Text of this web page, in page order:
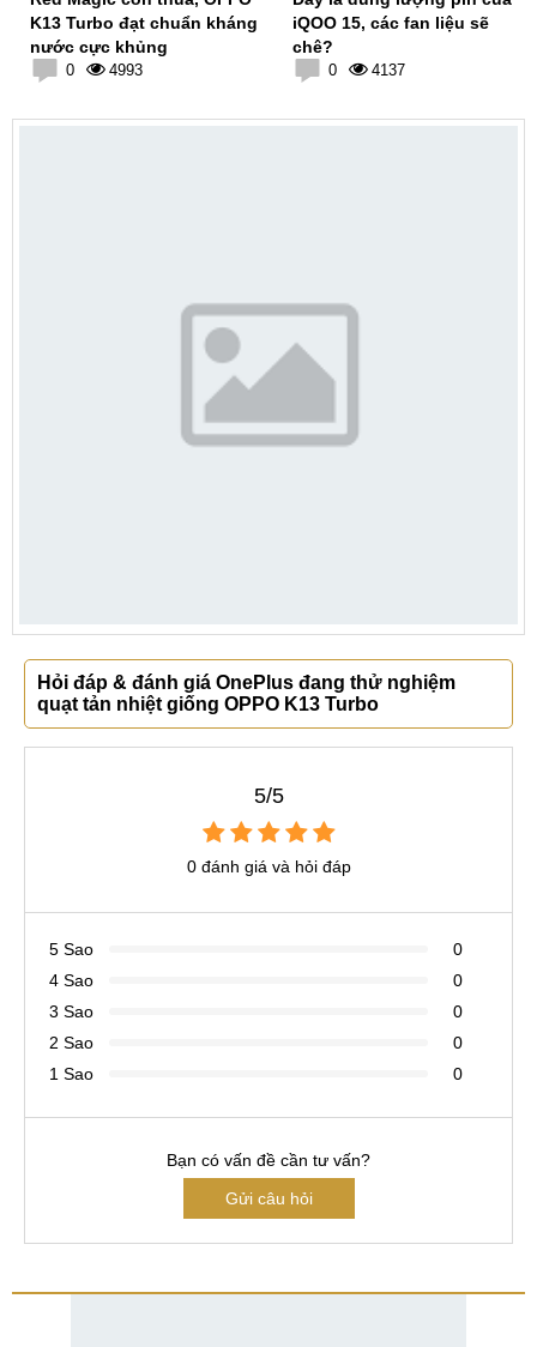
K13 Turbo đạt chuẩn kháng
nước cực khủng
0 4993
iQOO 15, các fan liệu sẽ
chê?
0 4137
Hỏi đáp & đánh giá OnePlus đang thử nghiệm
quạt tản nhiệt giống OPPO K13 Turbo
5/5
0 đánh giá và hỏi đáp
5 Sao
0
4 Sao
0
3 Sao
0
2 Sao
0
1 Sao
0
Bạn có vấn đề cần tư vấn?
Gửi câu hỏi